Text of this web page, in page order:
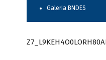
Galeria BNDES